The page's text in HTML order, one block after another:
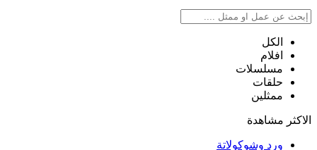
الكل
افلام
مسلسلات
حلقات
ممثلين
الاكثر مشاهدة
ورد وشوكولاتة